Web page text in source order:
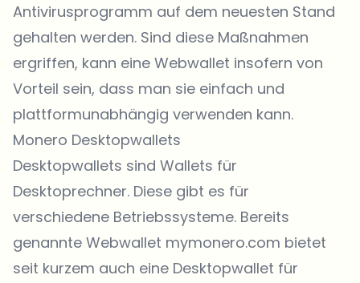
Antivirusprogramm auf dem neuesten Stand
gehalten werden. Sind diese Maßnahmen
ergriffen, kann eine Webwallet insofern von
Vorteil sein, dass man sie einfach und
plattformunabhängig verwenden kann.
Monero Desktopwallets
Desktopwallets sind Wallets für
Desktoprechner. Diese gibt es für
verschiedene Betriebssysteme. Bereits
genannte Webwallet mymonero.com bietet
seit kurzem auch eine Desktopwallet für